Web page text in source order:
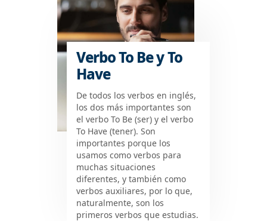
Verbo To Be y To
Have
De todos los verbos en inglés,
los dos más importantes son
el verbo To Be (ser) y el verbo
To Have (tener). Son
importantes porque los
usamos como verbos para
muchas situaciones
diferentes, y también como
verbos auxiliares, por lo que,
naturalmente, son los
primeros verbos que estudias.